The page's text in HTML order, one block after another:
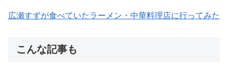
広瀬すずが食べていたラーメン・中華料理店に行ってみた
こんな記事も